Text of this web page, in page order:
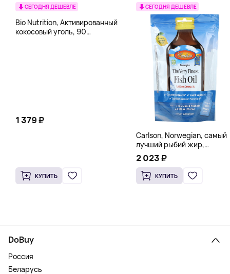
СЕГОДНЯ ДЕШЕВЛЕ
Bio Nutrition, Активированный
кокосовый уголь, 90
1 379 ₽
КУПИТЬ
СЕГОДНЯ ДЕШЕВЛЕ
Carlson, Norwegian, самый
лучший рыбий жир,
натуральный лимон, 15
пакетиков (5 мл) каждый
2 023 ₽
КУПИТЬ
DoBuy
Россия
Беларусь